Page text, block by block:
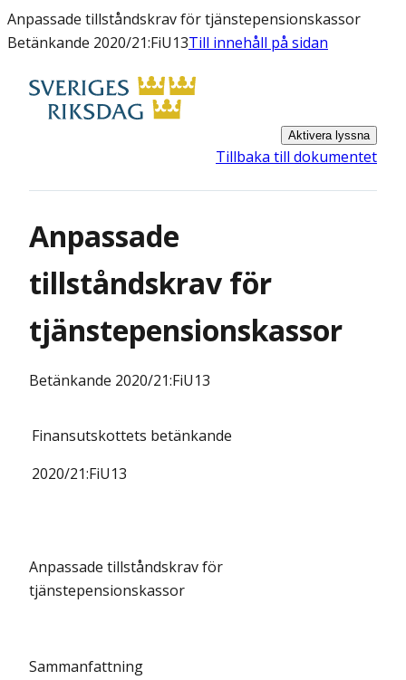
Anpassade tillståndskrav för tjänstepensionskassor
Betänkande 2020/21:FiU13Till innehåll på sidan
Aktivera lyssna
Tillbaka till dokumentet
Anpassade
tillståndskrav för
tjänstepensionskassor
Betänkande 2020/21:FiU13
Finansutskottets betänkande
2020/21:FiU13
Anpassade tillståndskrav för
tjänstepensionskassor
Sammanfattning